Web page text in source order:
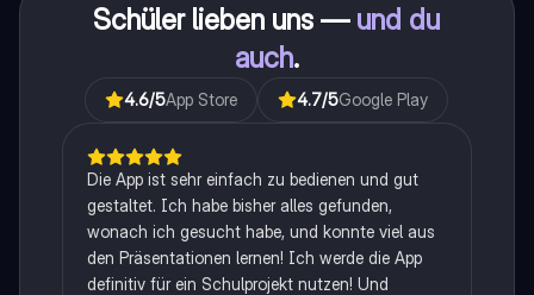
Schüler lieben uns — und du
auch.
4.6/5App Store 4.7/5Google Play
Die App ist sehr einfach zu bedienen und gut
gestaltet. Ich habe bisher alles gefunden,
wonach ich gesucht habe, und konnte viel aus
den Präsentationen lernen! Ich werde die App
definitiv für ein Schulprojekt nutzen! Und